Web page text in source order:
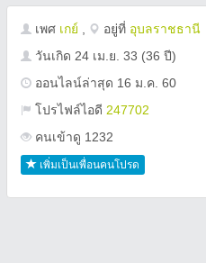
เพศ เกย์ อยู่ที่ อุบลราชธานี
วันเกิด 24 เม.ย. 33 (36 ปี)
ออนไลน์ล่าสุด 16 ม.ค. 60
โปรไฟล์ไอดี 247702
คนเข้าดู 1232
เพิ่มเป็นเพื่อนคนโปรด